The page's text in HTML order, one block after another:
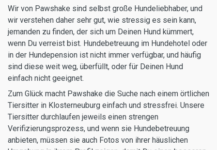
Wir von Pawshake sind selbst große Hundeliebhaber, und
wir verstehen daher sehr gut, wie stressig es sein kann,
jemanden zu finden, der sich um Deinen Hund kümmert,
wenn Du verreist bist. Hundebetreuung im Hundehotel oder
in der Hundepension ist nicht immer verfügbar, und häufig
sind diese weit weg, überfüllt, oder für Deinen Hund
einfach nicht geeignet.
Zum Glück macht Pawshake die Suche nach einem örtlichen
Tiersitter in Klosterneuburg einfach und stressfrei. Unsere
Tiersitter durchlaufen jeweils einen strengen
Verifizierungsprozess, und wenn sie Hundebetreuung
anbieten, müssen sie auch Fotos von ihrer häuslichen